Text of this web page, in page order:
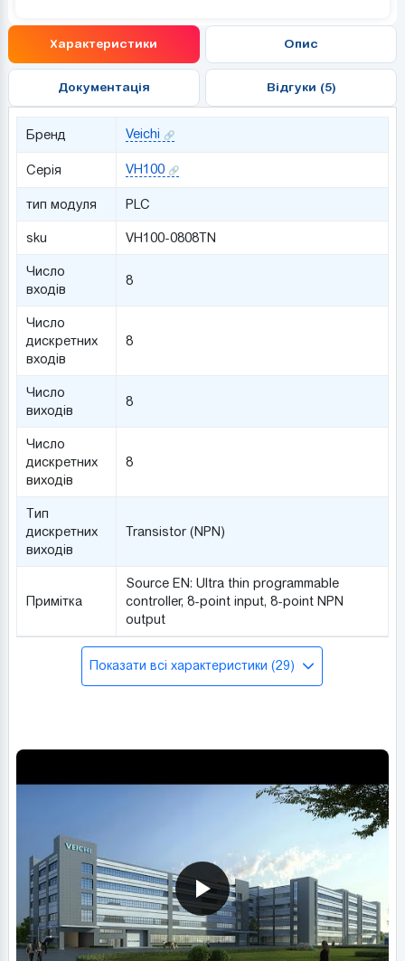
Характеристики Опис
Документація Відгуки (5)
Бренд Veichi
Серія VH100
тип модуля PLC
sku VH100-0808TN
Число
входів
8
Число
дискретних
входів
8
Число
виходів
8
Число
дискретних
виходів
8
Тип
дискретних
виходів
Transistor (NPN)
Примітка
Source EN: Ultra thin programmable
controller, 8-point input, 8-point NPN
output
Показати всі характеристики (29)